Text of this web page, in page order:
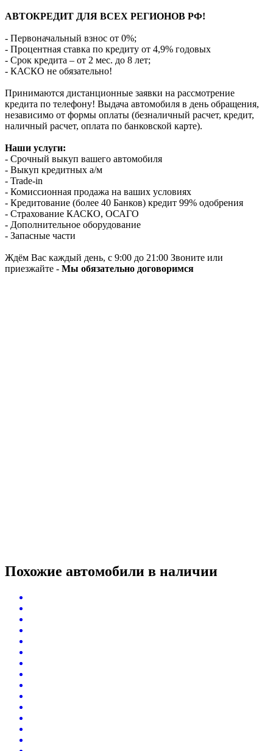
АВТОКРЕДИТ ДЛЯ ВСЕХ РЕГИОНОВ РФ!
- Первоначальный взнос от 0%;
- Процентная ставка по кредиту от 4,9% годовых
- Срок кредита – от 2 мес. до 8 лет;
- КАСКО не обязательно!
Принимаются дистанционные заявки на рассмотрение
кредита по телефону! Выдача автомобиля в день обращения,
независимо от формы оплаты (безналичный расчет, кредит,
наличный расчет, оплата по банковской карте).
Наши услуги:
- Срочный выкуп вашего автомобиля
- Выкуп кредитных а/м
- Trade-in
- Комиссионная продажа на ваших условиях
- Кредитование (более 40 Банков) кредит 99% одобрения
- Страхование КАСКО, ОСАГО
- Дополнительное оборудование
- Запасные части
Ждём Вас каждый день, с 9:00 до 21:00 Звоните или
приезжайте - Мы обязательно договоримся
Похожие автомобили в наличии